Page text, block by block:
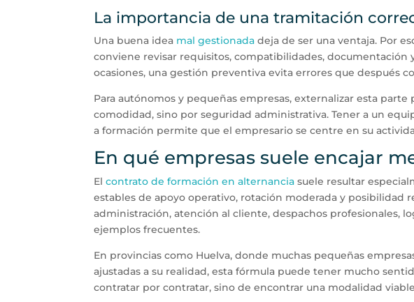
La importancia de una tramitación
Una buena idea mal gestionada deja de ser una ventaja. Por
conviene revisar requisitos, compatibilidades, documentación
ocasiones, una gestión preventiva evita errores que después
Para autónomos y pequeñas empresas, externalizar esta
comodidad, sino por seguridad administrativa. Tener a un
a formación permite que el empresario se centre en su
En qué empresas suele encajar
Elcontrato de formación en alternancia suele resultar
estables de apoyo operativo, rotación moderada y posibilidad
administración, atención al cliente, despachos profesionales,
ejemplos frecuentes.
En provincias como Huelva, donde muchas pequeñas
ajustadas a su realidad, esta fórmula puede tener mucho
contratar por contratar, sino de encontrar una modalidad